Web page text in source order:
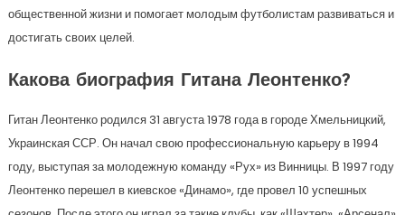
общественной жизни и помогает молодым футболистам развиваться и
достигать своих целей.
Какова биография Гитана Леонтенко?
Гитан Леонтенко родился 31 августа 1978 года в городе Хмельницкий,
Украинская ССР. Он начал свою профессиональную карьеру в 1994
году, выступая за молодежную команду «Рух» из Винницы. В 1997 году
Леонтенко перешел в киевское «Динамо», где провел 10 успешных